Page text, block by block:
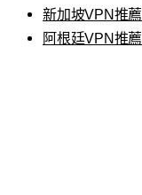
新加坡VPN推薦
阿根廷VPN推薦